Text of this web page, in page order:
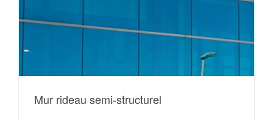
Mur rideau semi-structurel